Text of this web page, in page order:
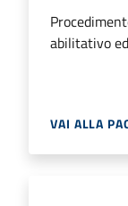
abilitativo
VAI ALLA